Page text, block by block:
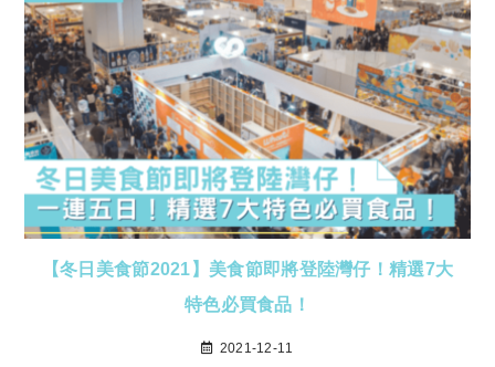
【冬日美食節2021】美食節即將登陸灣仔！精選7大
特色必買食品！
2021-12-11